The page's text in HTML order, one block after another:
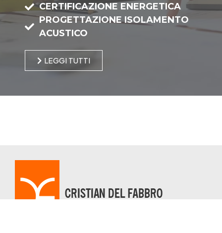
CERTIFICAZIONE ENERGETICA
PROGETTAZIONE ISOLAMENTO
ACUSTICO
LEGGI TUTTI